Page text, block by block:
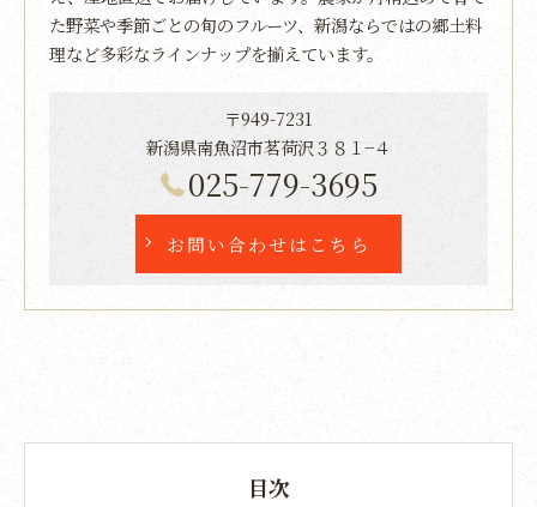
た野菜や季節ごとの旬のフルーツ、新潟ならではの郷土料
理など多彩なラインナップを揃えています。
〒949-7231
新潟県南魚沼市茗荷沢３８１−４
025-779-3695
お問い合わせはこちら
目次